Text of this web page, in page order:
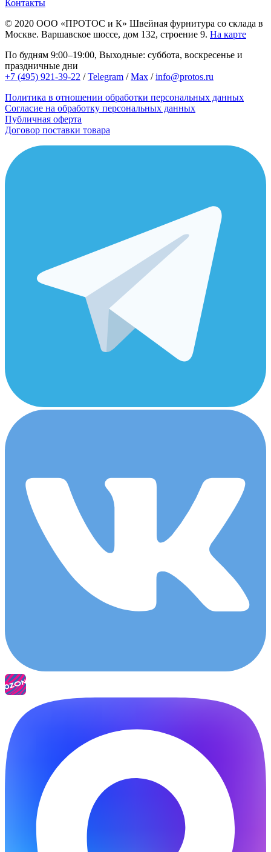
Контакты
© 2020 ООО «ПРОТОС и К» Швейная фурнитура со склада в
Москве. Варшавское шоссе, дом 132, строение 9. На карте
По будням 9:00–19:00, Выходные: суббота, воскресенье и
праздничные дни
+7 (495) 921-39-22 /Telegram /Max /info@protos.ru
Политика в отношении обработки персональных данных
Согласие на обработку персональных данных
Публичная оферта
Договор поставки товара